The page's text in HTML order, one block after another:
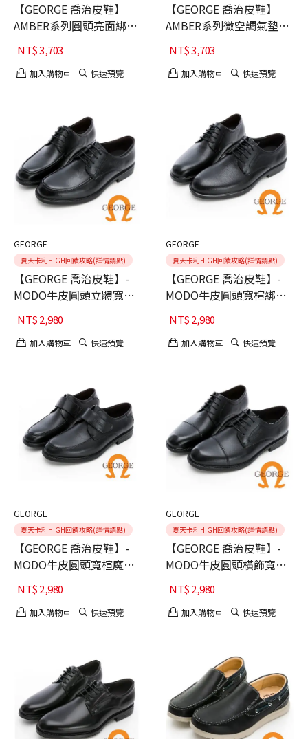
【GEORGE 喬治皮鞋】
AMBER系列圓頭亮面綁帶
微空調氣墊鞋-黑色40
NT$3,703
加入購物車 快速預覽
【GEORGE 喬治皮鞋】
AMBER系列微空調氣墊樂
福皮鞋-咖40
NT$3,703
加入購物車 快速預覽
GEORGE
夏天卡利HIGH回饋攻略(詳情請點)
【GEORGE 喬治皮鞋】-
MODO牛皮圓頭立體寬楦
紳士鞋-黑色26
NT$2,980
加入購物車 快速預覽
GEORGE
夏天卡利HIGH回饋攻略(詳情請點)
【GEORGE 喬治皮鞋】-
MODO牛皮圓頭寬楦綁帶
紳士鞋-黑色27
NT$2,980
加入購物車 快速預覽
GEORGE
夏天卡利HIGH回饋攻略(詳情請點)
【GEORGE 喬治皮鞋】-
MODO牛皮圓頭寬楦魔鬼
氈紳士鞋-黑色26
NT$2,980
加入購物車 快速預覽
GEORGE
夏天卡利HIGH回饋攻略(詳情請點)
【GEORGE 喬治皮鞋】-
MODO牛皮圓頭橫飾寬楦
紳士鞋-黑色26
NT$2,980
加入購物車 快速預覽